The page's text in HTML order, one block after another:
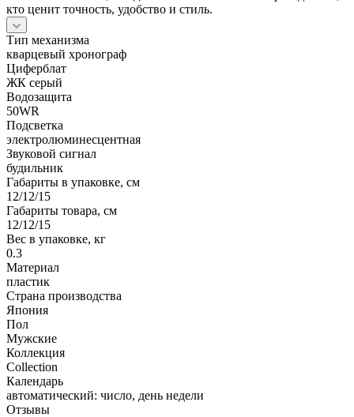
кто ценит точность, удобство и стиль.
Тип механизма
кварцевый хронограф
Циферблат
ЖК серый
Водозащита
50WR
Подсветка
электролюминесцентная
Звуковой сигнал
будильник
Габариты в упаковке, см
12/12/15
Габариты товара, см
12/12/15
Вес в упаковке, кг
0.3
Материал
пластик
Страна производства
Япония
Пол
Мужские
Коллекция
Collection
Календарь
автоматический: число, день недели
Отзывы